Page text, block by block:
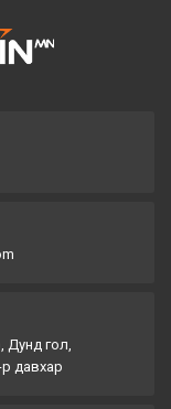
Дунд гол,
давхар